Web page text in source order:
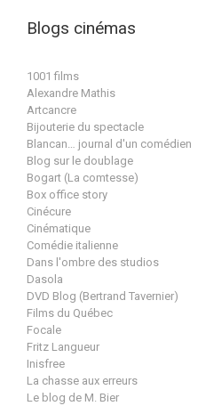
Blogs cinémas
1001 films
Alexandre Mathis
Artcancre
Bijouterie du spectacle
Blancan… journal d'un comédien
Blog sur le doublage
Bogart (La comtesse)
Box office story
Cinécure
Cinématique
Comédie italienne
Dans l'ombre des studios
Dasola
DVD Blog (Bertrand Tavernier)
Films du Québec
Focale
Fritz Langueur
Inisfree
La chasse aux erreurs
Le blog de M. Bier